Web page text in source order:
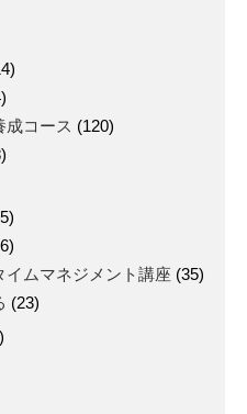
成コース (120)
イムマネジメント講座 (35)
(23)